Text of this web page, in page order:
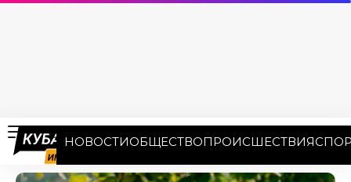
НОВОСТИОБЩЕСТВОПРОИСШЕСТВИЯ